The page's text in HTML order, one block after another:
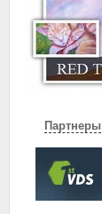
Партнеры
СКАЧАТЬ